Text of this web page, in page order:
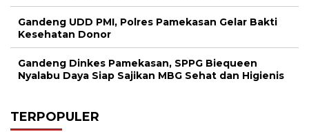
Gandeng UDD PMI, Polres Pamekasan Gelar Bakti
Kesehatan Donor
Gandeng Dinkes Pamekasan, SPPG Biequeen
Nyalabu Daya Siap Sajikan MBG Sehat dan Higienis
TERPOPULER